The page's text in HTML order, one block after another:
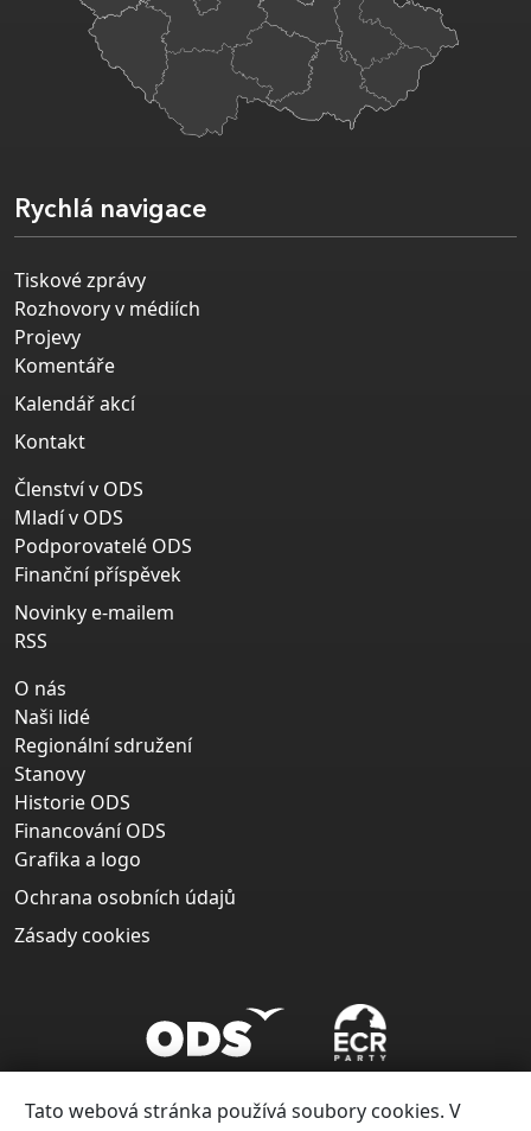
Rychlá navigace
Tiskové zprávy
Rozhovory v médiích
Projevy
Komentáře
Kalendář akcí
Kontakt
Členství v ODS
Mladí v ODS
Podporovatelé ODS
Finanční příspěvek
Novinky e-mailem
RSS
O nás
Naši lidé
Regionální sdružení
Stanovy
Historie ODS
Financování ODS
Grafika a logo
Ochrana osobních údajů
Zásady cookies
Tato webová stránka používá soubory cookies. V